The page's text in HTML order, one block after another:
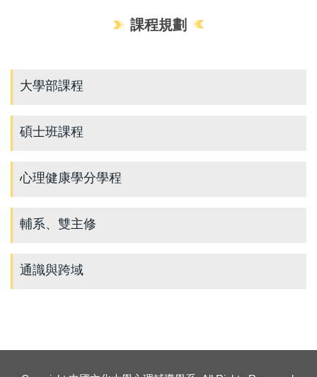
課程規劃
大學部課程
碩士班課程
心理健康學分學程
輔系、雙主修
通識與跨域